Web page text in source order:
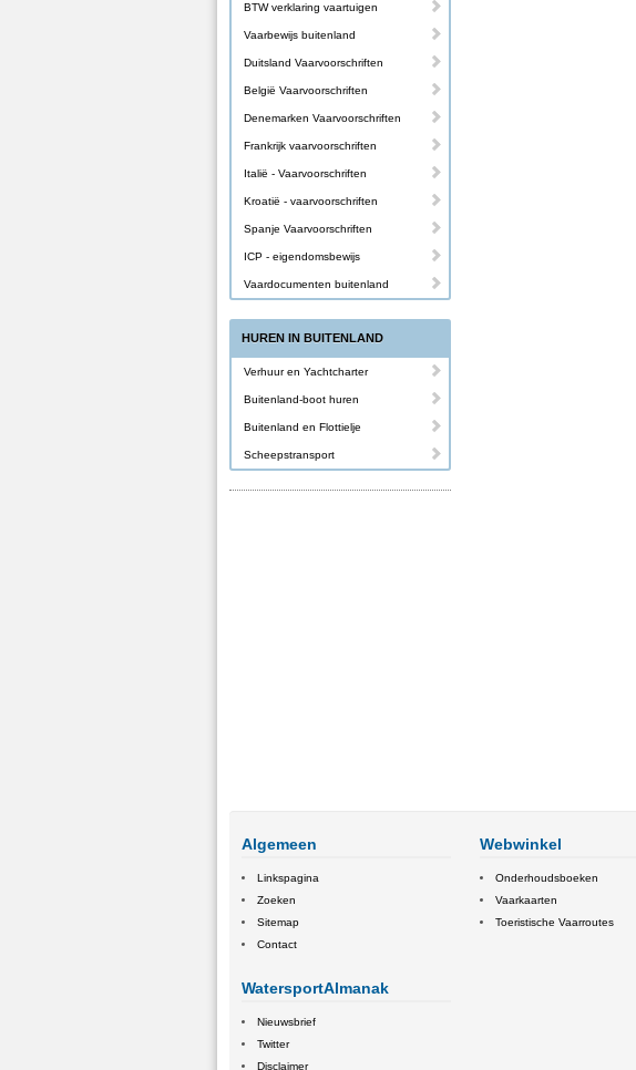
BTW verklaring vaartuigen
Vaarbewijs buitenland
Duitsland Vaarvoorschriften
België Vaarvoorschriften
Denemarken Vaarvoorschriften
Frankrijk vaarvoorschriften
Italië - Vaarvoorschriften
Kroatië - vaarvoorschriften
Spanje Vaarvoorschriften
ICP - eigendomsbewijs
Vaardocumenten buitenland
HUREN IN BUITENLAND
Verhuur en Yachtcharter
Buitenland-boot huren
Buitenland en Flottielje
Scheepstransport
Algemeen
Linkspagina
Zoeken
Sitemap
Contact
WatersportAlmanak
Nieuwsbrief
Twitter
Disclaimer
Webwinkel
Onderhoudsboeken
Vaarkaarten
Toeristische Vaarroutes